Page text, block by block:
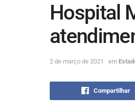
Hospital
2 de março de 2021 em
Compartilhar